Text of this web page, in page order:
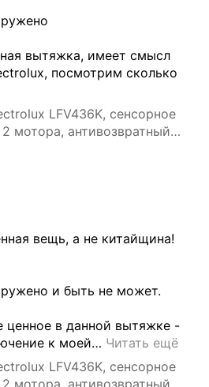
вытяжка, имеет смысл
посмотрим сколько
LFV436K, сенсорное
мотора, антивозвратный
вещь, а не китайщина!
и быть не может.
ценное в данной вытяжке -
к моей… Читать ещё
LFV436K, сенсорное
мотора, антивозвратный